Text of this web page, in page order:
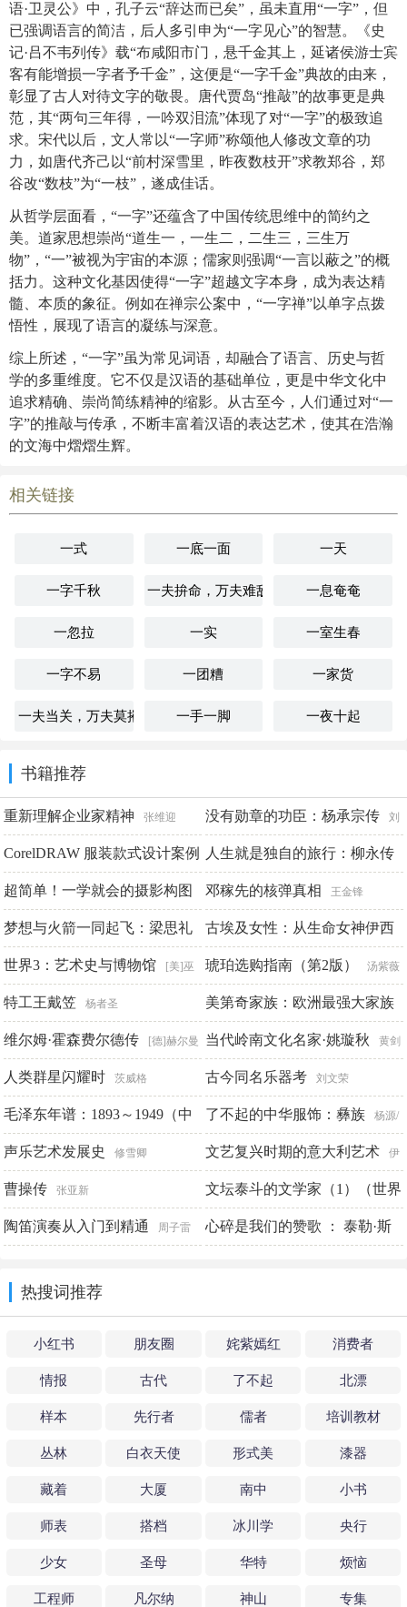
语·卫灵公》中，孔子云“辞达而已矣”，虽未直用“一字”，但
已强调语言的简洁，后人多引申为“一字见心”的智慧。《史
记·吕不韦列传》载“布咸阳市门，悬千金其上，延诸侯游士宾
客有能增损一字者予千金”，这便是“一字千金”典故的由来，
彰显了古人对待文字的敬畏。唐代贾岛“推敲”的故事更是典
范，其“两句三年得，一吟双泪流”体现了对“一字”的极致追
求。宋代以后，文人常以“一字师”称颂他人修改文章的功
力，如唐代齐己以“前村深雪里，昨夜数枝开”求教郑谷，郑
谷改“数枝”为“一枝”，遂成佳话。
从哲学层面看，“一字”还蕴含了中国传统思维中的简约之
美。道家思想崇尚“道生一，一生二，二生三，三生万
物”，“一”被视为宇宙的本源；儒家则强调“一言以蔽之”的概
括力。这种文化基因使得“一字”超越文字本身，成为表达精
髓、本质的象征。例如在禅宗公案中，“一字禅”以单字点拨
悟性，展现了语言的凝练与深意。
综上所述，“一字”虽为常见词语，却融合了语言、历史与哲
学的多重维度。它不仅是汉语的基础单位，更是中华文化中
追求精确、崇尚简练精神的缩影。从古至今，人们通过对“一
字”的推敲与传承，不断丰富着汉语的表达艺术，使其在浩瀚
的文海中熠熠生辉。
相关链接
一式 一底一面 一天
一字千秋 一夫拚命，万夫难敌 一息奄奄
一忽拉 一实 一室生春
一字不易 一团糟 一家货
一夫当关，万夫莫摧 一手一脚 一夜十起
书籍推荐
重新理解企业家精神 张维迎 没有勋章的功臣：杨承宗传 刘
培 张志辉
CorelDRAW 服装款式设计案例
精选（第三版） 李越琼
人生就是独自的旅行：柳永传
随园散人
超简单！一学就会的摄影构图
陈丹丹
邓稼先的核弹真相 王金锋
梦想与火箭一同起飞：梁思礼
传 郭梅 庞茹
古埃及女性：从生命女神伊西
斯到末代女法老（思想会系
列） 克里斯蒂安·雅克
世界3：艺术史与博物馆 [美]巫
鸿 郭伟其主编
琥珀选购指南（第2版） 汤紫薇
特工王戴笠 杨者圣 美第奇家族：欧洲最强大家族
缔造权力与财富的故事 [英]保罗
·斯特拉森
维尔姆·霍森费尔德传 [德]赫尔曼
·芬克
当代岭南文化名家·姚璇秋 黄剑
丰编著
人类群星闪耀时 茨威格 古今同名乐器考 刘文荣
毛泽东年谱：1893～1949（中
卷）（修订本） 中共中央文献研
究室
了不起的中华服饰：彝族 杨源/
著 枫芸文化/绘
声乐艺术发展史 修雪卿 文艺复兴时期的意大利艺术 伊
芙琳·韦尔奇
曹操传 张亚新 文坛泰斗的文学家（1）（世界
名人成长历程） 竭宝峰
陶笛演奏从入门到精通 周子雷 心碎是我们的赞歌 ： 泰勒·斯
热搜词推荐
小红书 朋友圈 姹紫嫣红 消费者
情报 古代 了不起 北漂
样本 先行者 儒者 培训教材
丛林 白衣天使 形式美 漆器
藏着 大厦 南中 小书
师表 搭档 冰川学 央行
少女 圣母 华特 烦恼
工程师 凡尔纳 神山 专集